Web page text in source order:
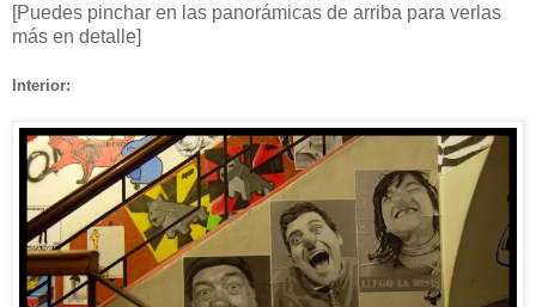
[Puedes pinchar en las panorámicas de arriba para verlas
más en detalle]
Interior: